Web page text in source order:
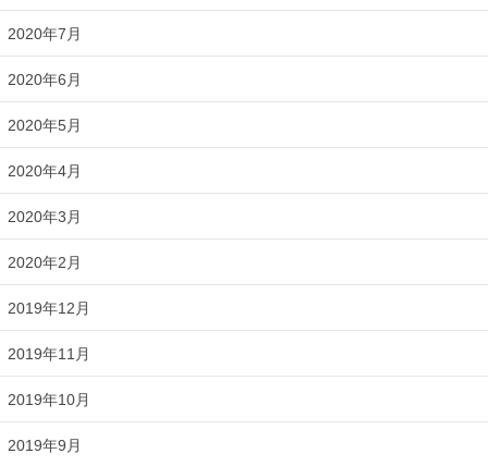
2020年7月
2020年6月
2020年5月
2020年4月
2020年3月
2020年2月
2019年12月
2019年11月
2019年10月
2019年9月